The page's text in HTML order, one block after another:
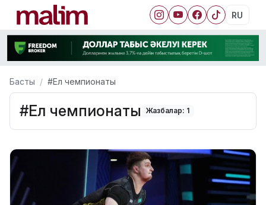
RU
Басты #Ел чемпионаты
#Ел чемпионаты Жазбалар: 1